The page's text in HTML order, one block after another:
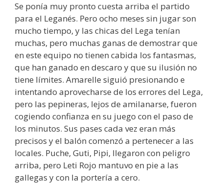
Se ponía muy pronto cuesta arriba el partido
para el Leganés. Pero ocho meses sin jugar son
mucho tiempo, y las chicas del Lega tenían
muchas, pero muchas ganas de demostrar que
en este equipo no tienen cabida los fantasmas,
que han ganado en descaro y que su ilusión no
tiene límites. Amarelle siguió presionando e
intentando aprovecharse de los errores del Lega,
pero las pepineras, lejos de amilanarse, fueron
cogiendo confianza en su juego con el paso de
los minutos. Sus pases cada vez eran más
precisos y el balón comenzó a pertenecer a las
locales. Puche, Guti, Pipi, llegaron con peligro
arriba, pero Leti Rojo mantuvo en pie a las
gallegas y con la portería a cero.